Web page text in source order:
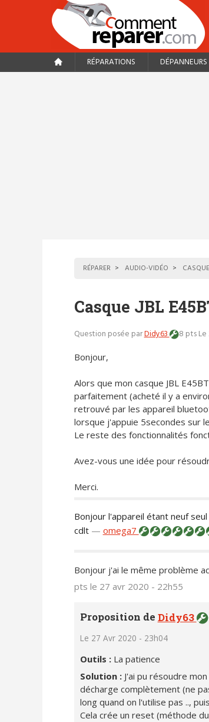
RÉPARATIONS DÉPANNEURS
RÉPARER AUDIO-VIDÉO
Casque JBL
Question posée parDidy63 8 pts
Bonjour,
Alors que mon casque JBL
parfaitement (acheté il y a
retrouvé par les appareil
lorsque j'appuie 5secondes sur
Le reste des fonctionnalités
Avez-vous une idée pour
Merci.
Bonjour l'appareil étant neuf
cdlt — omega7
Bonjour j'ai le même problème
pts le 27 avr 2020 - 22h55
Proposition de Didy63
Le 27 Avr 2020 - 23h04
Outils : La patience
Solution : J'ai pu résoudre
décharge complètement (ne
long quand on l'utilise pas ..,
Cela crée un reset (méthode du